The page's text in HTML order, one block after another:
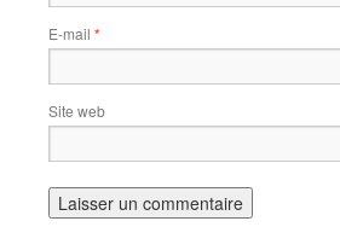
E-mail *
Site web